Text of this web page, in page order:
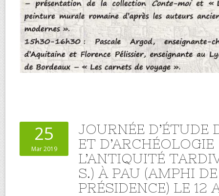
25
Mar 2019
JOURNÉE D’ÉTUDE
ET D’ARCHÉOLOGIE
L’ANTIQUITÉ
S.) À PAU (AMPHI
PRÉSIDENCE) LE 12